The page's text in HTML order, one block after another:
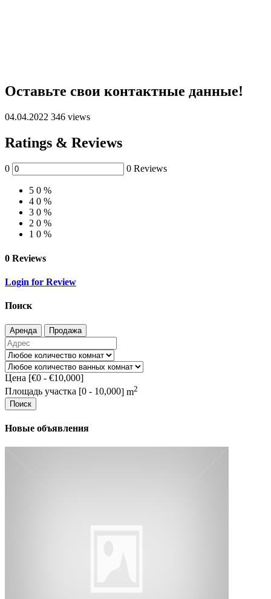
Оставьте свои контактные данные!
04.04.2022 346 views
Ratings & Reviews
0 0 Reviews
5 0 %
4 0 %
3 0 %
2 0 %
1 0 %
0 Reviews
Login for Review
Поиск
Аренда Продажа
Цена [€0 - €10,000]
Площадь участка [0 - 10,000] m2
Поиск
Новые объявления